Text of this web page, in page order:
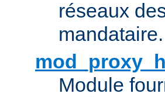
réseaux
mandataire.
Module